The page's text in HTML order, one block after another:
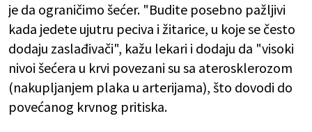
je da ograničimo šećer. "Budite posebno pažljivi
kada jedete ujutru peciva i žitarice, u koje se često
dodaju zaslađivači", kažu lekari i dodaju da "visoki
nivoi šećera u krvi povezani su sa aterosklerozom
(nakupljanjem plaka u arterijama), što dovodi do
povećanog krvnog pritiska.